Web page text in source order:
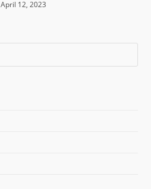
April 12, 2023